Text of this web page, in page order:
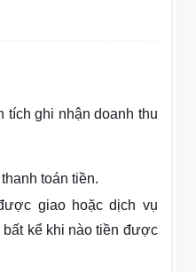
tích ghi nhận doanh thu
toán tiền.
giao hoặc dịch vụ
kể khi nào tiền được